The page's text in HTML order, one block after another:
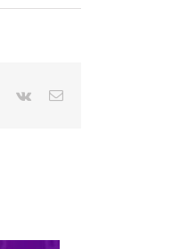
Pinterest
Vk
E-